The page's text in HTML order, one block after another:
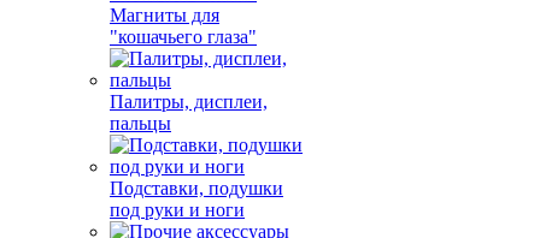
Магниты для
"кошачьего глаза"
Палитры, дисплеи,
пальцы
Подставки, подушки
под руки и ноги